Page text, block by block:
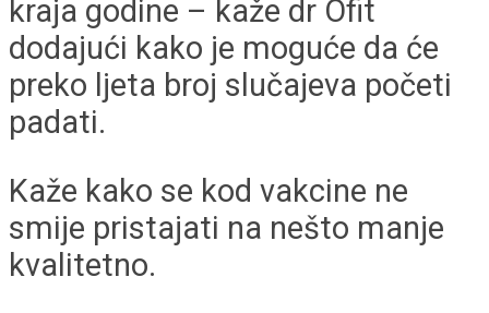
kraja godine – kaže dr Ofit
dodajući kako je moguće da će
preko ljeta broj slučajeva početi
padati.
Kaže kako se kod vakcine ne
smije pristajati na nešto manje
kvalitetno.